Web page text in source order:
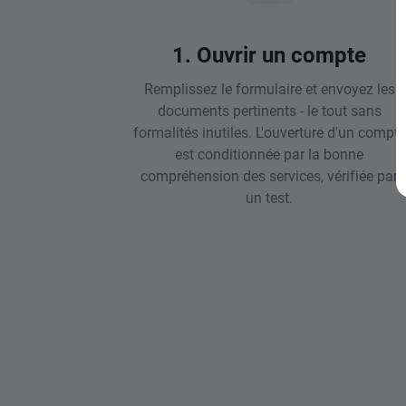
1. Ouvrir un compte
Remplissez le formulaire et envoyez les
documents pertinents - le tout sans
formalités inutiles. L'ouverture d'un compte
est conditionnée par la bonne
compréhension des services, vérifiée par
un test.